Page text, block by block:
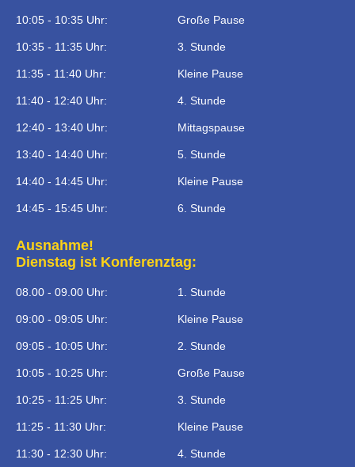
10:05 - 10:35 Uhr: Große Pause
10:35 - 11:35 Uhr: 3. Stunde
11:35 - 11:40 Uhr: Kleine Pause
11:40 - 12:40 Uhr: 4. Stunde
12:40 - 13:40 Uhr: Mittagspause
13:40 - 14:40 Uhr: 5. Stunde
14:40 - 14:45 Uhr: Kleine Pause
14:45 - 15:45 Uhr: 6. Stunde
Ausnahme!
Dienstag ist Konferenztag:
08.00 - 09.00 Uhr: 1. Stunde
09:00 - 09:05 Uhr: Kleine Pause
09:05 - 10:05 Uhr: 2. Stunde
10:05 - 10:25 Uhr: Große Pause
10:25 - 11:25 Uhr: 3. Stunde
11:25 - 11:30 Uhr: Kleine Pause
11:30 - 12:30 Uhr: 4. Stunde